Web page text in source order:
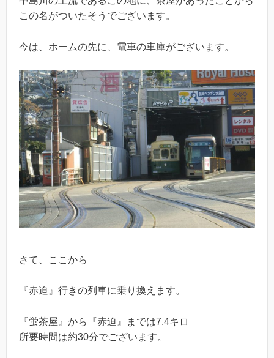
この名がついたそうでございます。
今は、ホームの先に、電車の車庫がございます。
さて、ここから
『赤迫』行きの列車に乗り換えます。
『蛍茶屋』から『赤迫』までは7.4キロ
所要時間は約30分でございます。